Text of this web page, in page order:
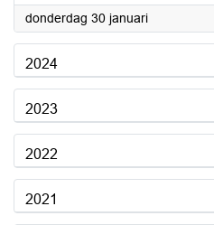
donderdag 30 januari2025
2024
2023
2022
2021